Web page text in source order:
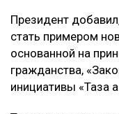
Президент
стать примером
основанной на
гражданства,
инициативы «Таза